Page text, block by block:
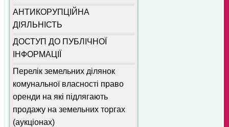
АНТИКОРУПЦІЙНА
ДІЯЛЬНІСТЬ
ДОСТУП ДО ПУБЛІЧНОЇ
ІНФОРМАЦІЇ
Перелік земельних ділянок
комунальної власності право
оренди на які підлягають
продажу на земельних торгах
(аукціонах)